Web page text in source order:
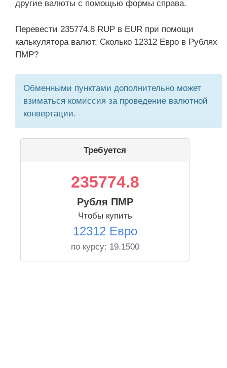
другие валюты с помощью формы справа.
Перевести 235774.8 RUP в EUR при помощи
калькулятора валют. Сколько 12312 Евро в Рублях
ПМР?
Обменными пунктами дополнительно может
взиматься комиссия за проведение валютной
конвертации.
Требуется
235774.8
Рубля ПМР
Чтобы купить
12312 Евро
по курсу: 19.1500